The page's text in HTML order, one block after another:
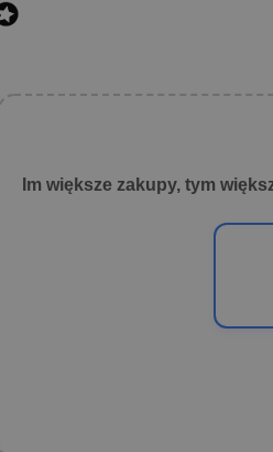
Im większe zakupy, tym